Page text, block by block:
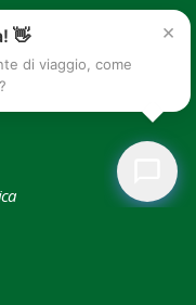
×
👋
di viaggio, come